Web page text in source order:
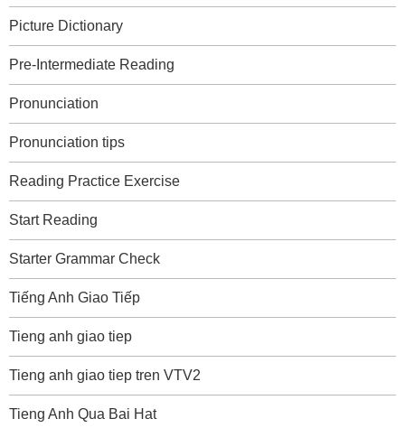
Picture Dictionary
Pre-Intermediate Reading
Pronunciation
Pronunciation tips
Reading Practice Exercise
Start Reading
Starter Grammar Check
Tiếng Anh Giao Tiếp
Tieng anh giao tiep
Tieng anh giao tiep tren VTV2
Tieng Anh Qua Bai Hat